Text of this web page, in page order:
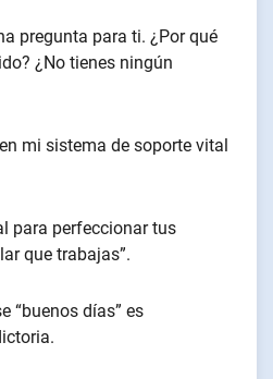
pregunta para ti. ¿Por qué
¿No tienes ningún
mi sistema de soporte vital
para perfeccionar tus
que trabajas”.
“buenos días” es